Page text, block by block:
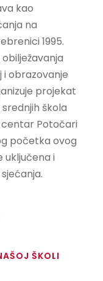
kao
na
1995.
i obrazovanje
projekat
škola
centar Potočari
početka ovog
uključena i
ŠKOLI